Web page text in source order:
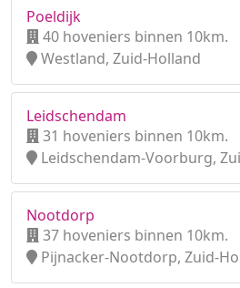
Poeldijk
40 hoveniers binnen 10km.
Westland, Zuid-Holland
Leidschendam
31 hoveniers binnen 10km.
Leidschendam-Voorburg,
Nootdorp
37 hoveniers binnen 10km.
Pijnacker-Nootdorp, Zuid-